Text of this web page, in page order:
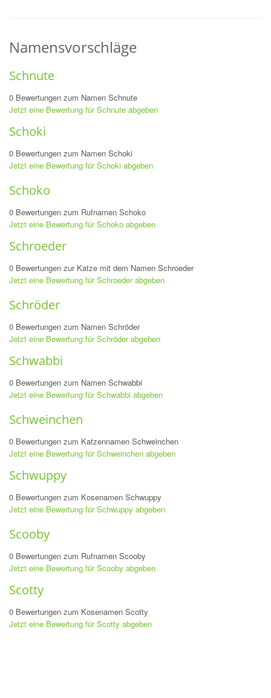
Namensvorschläge
Schnute
0 Bewertungen zum Namen Schnute
Jetzt eine Bewertung für Schnute abgeben
Schoki
0 Bewertungen zum Namen Schoki
Jetzt eine Bewertung für Schoki abgeben
Schoko
0 Bewertungen zum Rufnamen Schoko
Jetzt eine Bewertung für Schoko abgeben
Schroeder
0 Bewertungen zur Katze mit dem Namen Schroeder
Jetzt eine Bewertung für Schroeder abgeben
Schröder
0 Bewertungen zum Namen Schröder
Jetzt eine Bewertung für Schröder abgeben
Schwabbi
0 Bewertungen zum Namen Schwabbi
Jetzt eine Bewertung für Schwabbi abgeben
Schweinchen
0 Bewertungen zum Katzennamen Schweinchen
Jetzt eine Bewertung für Schweinchen abgeben
Schwuppy
0 Bewertungen zum Kosenamen Schwuppy
Jetzt eine Bewertung für Schwuppy abgeben
Scooby
0 Bewertungen zum Rufnamen Scooby
Jetzt eine Bewertung für Scooby abgeben
Scotty
0 Bewertungen zum Kosenamen Scotty
Jetzt eine Bewertung für Scotty abgeben